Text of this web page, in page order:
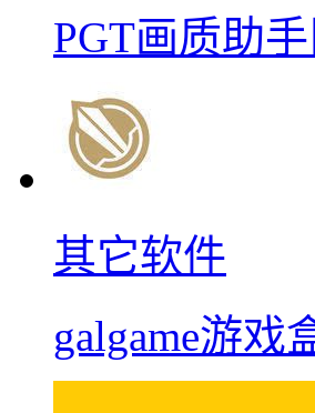
PGT画质助
其它软件
galgame游戏